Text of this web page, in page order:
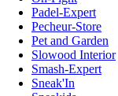
Padel-Expert
Pecheur-Store
Pet and Garden
Slowood Interior
Smash-Expert
Sneak'In